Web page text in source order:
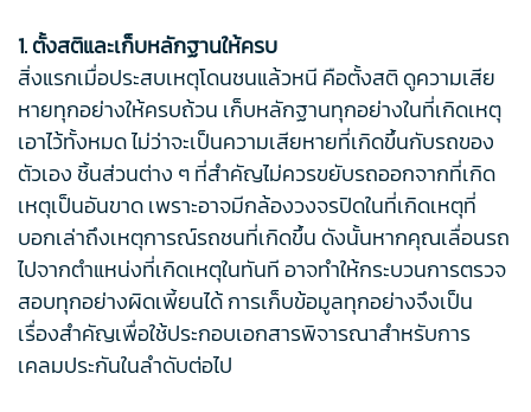
1. ตั้งสติและเก็บหลักฐานให้ครบ
สิ่งแรกเมื่อประสบเหตุโดนชนแล้วหนี คือตั้งสติ ดูความเสีย
หายทุกอย่างให้ครบถ้วน เก็บหลักฐานทุกอย่างในที่เกิดเหตุ
เอาไว้ทั้งหมด ไม่ว่าจะเป็นความเสียหายที่เกิดขึ้นกับรถของ
ตัวเอง ชิ้นส่วนต่าง ๆ ที่สำคัญไม่ควรขยับรถออกจากที่เกิด
เหตุเป็นอันขาด เพราะอาจมีกล้องวงจรปิดในที่เกิดเหตุที่
บอกเล่าถึงเหตุการณ์รถชนที่เกิดขึ้น ดังนั้นหากคุณเลื่อนรถ
ไปจากตำแหน่งที่เกิดเหตุในทันที อาจทำให้กระบวนการตรวจ
สอบทุกอย่างผิดเพี้ยนได้ การเก็บข้อมูลทุกอย่างจึงเป็น
เรื่องสำคัญเพื่อใช้ประกอบเอกสารพิจารณาสำหรับการ
เคลมประกันในลำดับต่อไป